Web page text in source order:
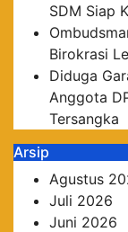
SDM Siap
Birokrasi
Diduga
Anggota
Tersangka
Arsip
Agustus
Juli 2026
Juni 2026